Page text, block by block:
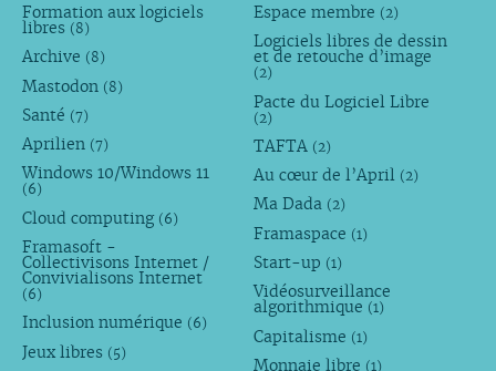
Formation aux logiciels
libres (8)
Archive (8)
Mastodon (8)
Santé (7)
Aprilien (7)
Windows 10/Windows 11
(6)
Cloud computing (6)
Framasoft -
Collectivisons Internet /
Convivialisons Internet
(6)
Inclusion numérique (6)
Jeux libres (5)
Espace membre (2)
Logiciels libres de dessin
et de retouche d’image
(2)
Pacte du Logiciel Libre
(2)
TAFTA (2)
Au cœur de l’April (2)
Ma Dada (2)
Framaspace (1)
Start-up (1)
Vidéosurveillance
algorithmique (1)
Capitalisme (1)
Monnaie libre (1)